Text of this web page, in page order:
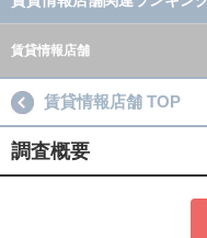
賃貸情報店舗
賃貸情報店舗 TOP
調査概要